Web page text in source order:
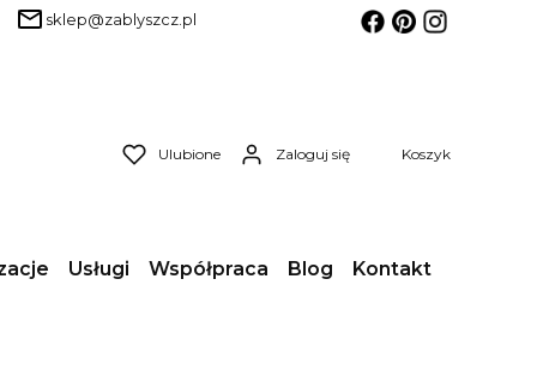
sklep@zablyszcz.pl
Ulubione Zaloguj się Produkty w
Koszyk
Usługi Współpraca Blog Kontakt